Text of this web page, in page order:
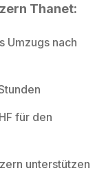
Thanet:
Umzugs nach
für den
unterstützen